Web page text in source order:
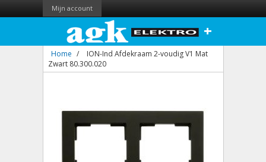
Mijn account
+
Home /
ION-Ind Afdekraam 2-voudig V1 Mat
Zwart 80.300.020